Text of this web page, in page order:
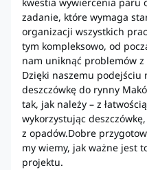
zadanie, które wymaga
organizacji wszystkich
tym kompleksowo, od
nam uniknąć problemów
Dzięki naszemu podejściu
deszczówkę do rynny
tak, jak należy – z
wykorzystując
z opadów.Dobre
my wiemy, jak ważne jest
projektu.